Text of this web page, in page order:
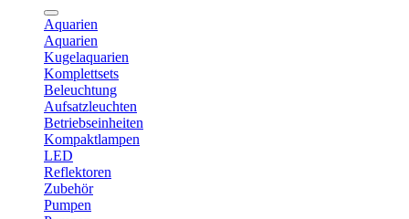
Aquarien
Aquarien
Kugelaquarien
Komplettsets
Beleuchtung
Aufsatzleuchten
Betriebseinheiten
Kompaktlampen
LED
Reflektoren
Zubehör
Pumpen